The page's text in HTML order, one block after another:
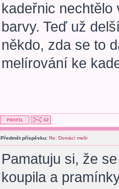
kadeřnic
barvy. Teď už
někdo, zda se to
melírování ke
Předmět příspěvku: Re: Domácí melír
Pamatuju si, že
koupila a